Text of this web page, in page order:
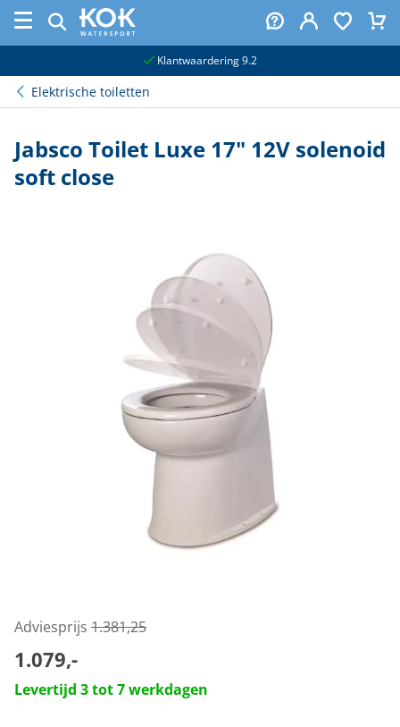
Klantwaardering 9.2
Elektrische toiletten
Jabsco Toilet Luxe 17" 12V solenoid
soft close
Adviesprijs 1.381,25
1.079,-
Levertijd 3 tot 7 werkdagen